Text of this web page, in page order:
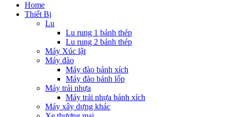
Home
Thiết Bị
Lu
Lu rung 1 bánh thép
Lu rung 2 bánh thép
Máy Xúc lật
Máy đào
Máy đào bánh xích
Máy đào bánh lốp
Máy trải nhựa
Máy trải nhựa bánh xích
Máy xây dựng khác